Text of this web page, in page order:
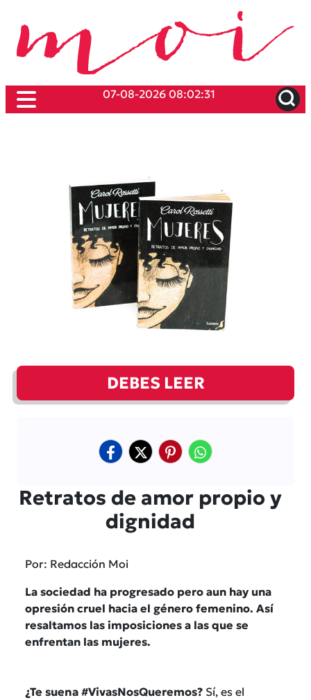
07-08-2026 08:02:31
DEBES LEER
Retratos de amor propio y
dignidad
Por: Redacción Moi
La sociedad ha progresado pero aun hay una
opresión cruel hacia el género femenino. Así
resaltamos las imposiciones a las que se
enfrentan las mujeres.
¿Te suena #VivasNosQueremos? Sí, es el